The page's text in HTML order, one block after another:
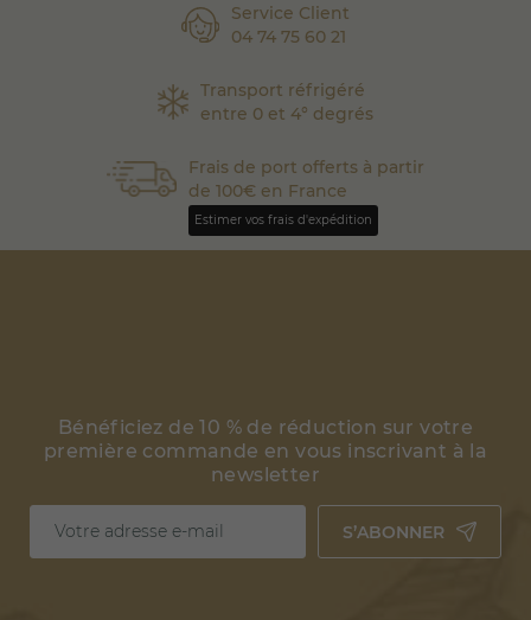
(2 avis)
Service Client
04 74 75 60 21
Transport réfrigéré
entre 0 et 4° degrés
Frais de port offerts à partir
de 100€ en France
Estimer vos frais d'expédition
Bénéficiez de 10 % de réduction sur votre
première commande en vous inscrivant à la
newsletter
S’ABONNER